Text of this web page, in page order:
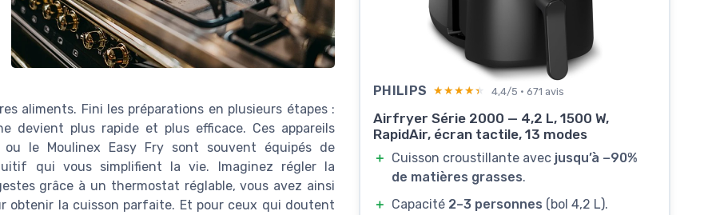
aliments. Fini les préparations en plusieurs étapes :
devient plus rapide et plus efficace. Ces appareils
le Moulinex Easy Fry sont souvent équipés de
qui vous simplifient la vie. Imaginez régler la
grâce à un thermostat réglable, vous avez ainsi
obtenir la cuisson parfaite. Et pour ceux qui doutent
PHILIPS ★★★★★
★★★★★ 4,4/5 · 671 avis
Airfryer Série 2000 — 4,2 L, 1500 W,
RapidAir, écran tactile, 13 modes
＋ Cuisson croustillante avec jusqu’à −90%
de matières grasses.
＋ Capacité 2–3 personnes (bol 4,2 L).